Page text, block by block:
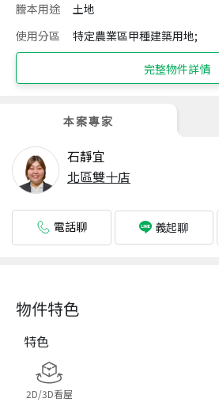
謄本用途
土地
使用分區
特定農業區甲種建築用地;
完整物件詳情
本案專家
石靜宜
北區雙十店
電話聊 義起聊
物件特色
特色
2D/3D看屋